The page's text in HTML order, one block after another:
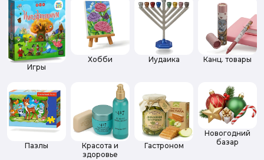
Игры
Хобби Иудаика Канц. товары
Пазлы
Красота и
здоровье
Гастроном
Новогодний
базар